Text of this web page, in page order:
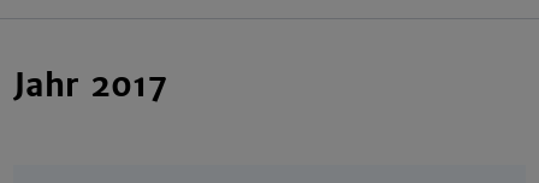
Jahr 2017